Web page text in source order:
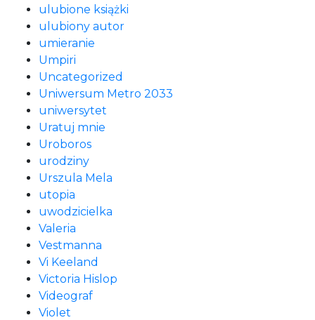
ulubione książki
ulubiony autor
umieranie
Umpiri
Uncategorized
Uniwersum Metro 2033
uniwersytet
Uratuj mnie
Uroboros
urodziny
Urszula Mela
utopia
uwodzicielka
Valeria
Vestmanna
Vi Keeland
Victoria Hislop
Videograf
Violet